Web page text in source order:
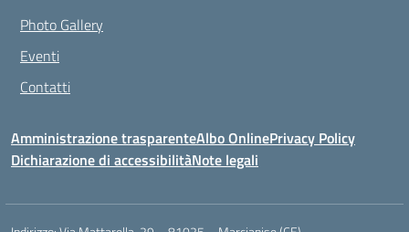
Photo Gallery
Eventi
Contatti
Amministrazione trasparenteAlbo OnlinePrivacy Policy
Dichiarazione di accessibilitàNote legali